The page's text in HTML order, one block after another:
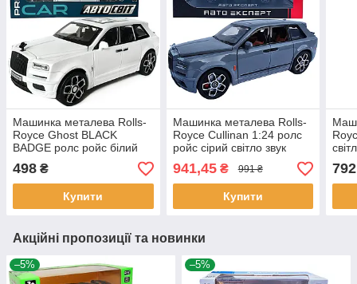
Машинка металева Rolls-
Royce Ghost BLACK
BADGE ролс ройс білий
звук світло інерція відкр
двері капот Автосвіт
1:32,15*8*5,5см
498 ₴
Купити
Машинка металева Rolls-
Royce Cullinan 1:24 ролс
ройс сірий світло звук
22*9*7,5см (RS-81720)
941,45₴ 991 ₴
Купити
792
Акційні пропозиції та новинки
–5% –5%